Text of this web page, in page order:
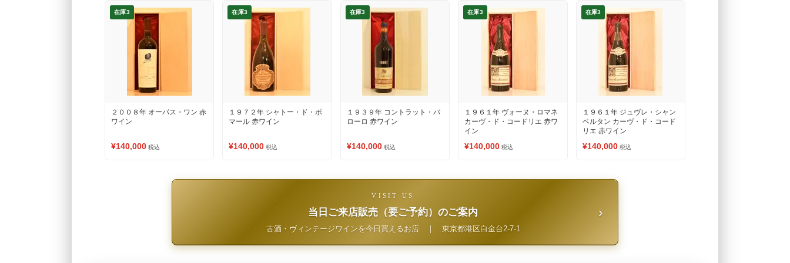
在庫3
２００８年 オーパス・ワン 赤
ワイン
¥140,000 税込
在庫3
１９７２年 シャトー・ド・ポ
マール 赤ワイン
¥140,000 税込
在庫3
１９３９年 コントラット・バ
ローロ 赤ワイン
¥140,000 税込
在庫3
１９６１年 ヴォーヌ・ロマネ
カーヴ・ド・コードリエ 赤ワ
イン
¥140,000 税込
在庫3
１９６１年 ジュヴレ・シャン
ベルタン カーヴ・ド・コード
リエ 赤ワイン
¥140,000 税込
VISIT US
当日ご来店販売（要ご予約）のご案内
古酒・ヴィンテージワインを今日買えるお店｜ 東京都港区白金台2-7-1
›